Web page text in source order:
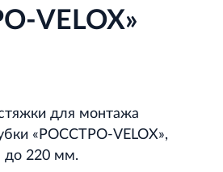
по жилищно‐гражданскому
VELOX»
для монтажа
«РОССТРО-VELOX»,
до 220 мм.